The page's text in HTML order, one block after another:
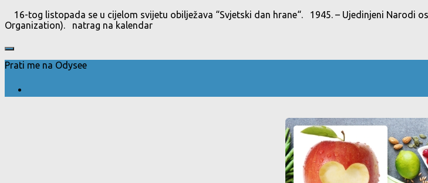
16-tog listopada se u cijelom svijetu obilježava “Svjetski dan hrane“. 1945. – Ujedinjeni Narodi
Organization). natrag na kalendar
Prati me na Odysee